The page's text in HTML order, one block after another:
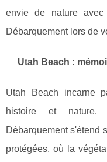
envie de nature
Débarquement lors de
Utah Beach :
Utah Beach incarne
histoire et nature.
Débarquement s'étend
protégées, où la